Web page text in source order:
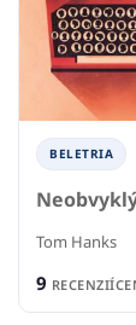
BELETRIA
Tom Hanks
9 RECENZIÍ